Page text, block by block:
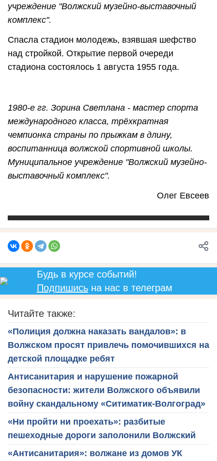
учреждение "Волжский музейно-выставочный
комплекс".
Спасла стадион молодежь, взявшая шефство
над стройкой. Открытие первой очереди
стадиона состоялось 1 августа 1955 года.
1980-е гг. Зорина Светлана - мастер спорта
международного класса, трёхкратная
чемпионка страны по прыжкам в длину,
воспитанница волжской спортивной школы.
Муниципальное учреждение "Волжский музейно-
выставочный комплекс".
Олег Евсеев
Будь в курсе событий!
Подпишисьна нас в телеграм
Читайте также:
«Полиция должна наказать вандалов»: в
Волжском просят привлечь помочившихся на
детской площадке ребят
Антисанитария и нарушение пожарной
безопасности: жители Волжского объявили
войну скандальному «Ситиматик-Волгоград»
«Ни пройти ни проехать»: разбитые
пешеходные дороги заполонили Волжский
«Антисанитария»: волжане из домов УК